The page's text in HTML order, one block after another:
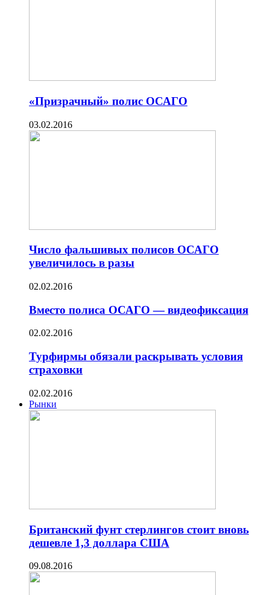
«Призрачный» полис ОСАГО
03.02.2016
Число фальшивых полисов ОСАГО
увеличилось в разы
02.02.2016
Вместо полиса ОСАГО — видеофиксация
02.02.2016
Турфирмы обязали раскрывать условия
страховки
02.02.2016
Рынки
Британский фунт стерлингов стоит вновь
дешевле 1,3 доллара США
09.08.2016